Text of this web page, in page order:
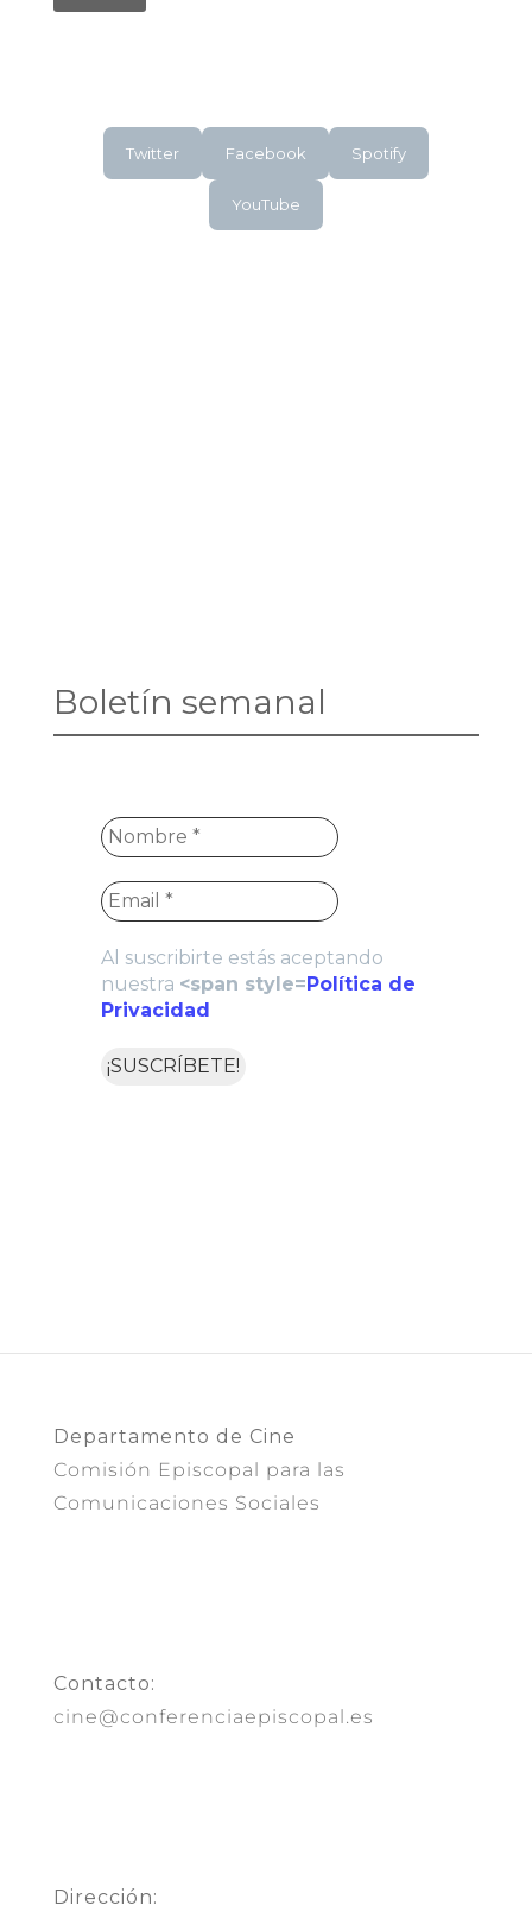
Twitter Facebook Spotify
YouTube
Boletín semanal
Al suscribirte estás aceptando
nuestra <span style= Política de
Privacidad
Departamento de Cine
Comisión Episcopal para las
Comunicaciones Sociales
Contacto:
cine@conferenciaepiscopal.es
Dirección: